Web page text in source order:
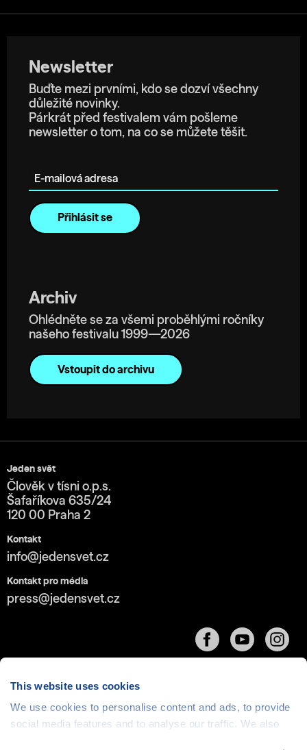
This website uses cookies
We use cookies to personalise content and ads, to provide
social media features and to analyse our traffic. We also
Newsletter
Buďte mezi prvními, kdo se dozví všechny
důležité novinky.
Párkrát před festivalem vám pošleme
newsletter o tom, na co se můžete těšit.
Archiv
Ohlédněte se za všemi proběhlými ročníky
našeho festivalu 1999—2026
Vstoupit do archivu
Jeden svět
Člověk v tísni o.p.s.
Šafaříkova 635/24
120 00 Praha 2
Kontakt
info@jedensvet.cz
Kontakt pro média
press@jedensvet.cz
Cookies| © 1999-2026 Člověk v tísni o.p.s., web běží